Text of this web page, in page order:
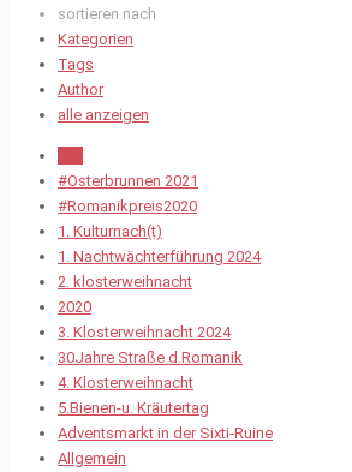
sortieren nach
Kategorien
Tags
Author
alle anzeigen
#Osterbrunnen 2021
#Romanikpreis2020
1. Kulturnach(t)
1. Nachtwächterführung 2024
2. klosterweihnacht
2020
3. Klosterweihnacht 2024
30Jahre Straße d.Romanik
4. Klosterweihnacht
5.Bienen-u. Kräutertag
Adventsmarkt in der Sixti-Ruine
Allgemein